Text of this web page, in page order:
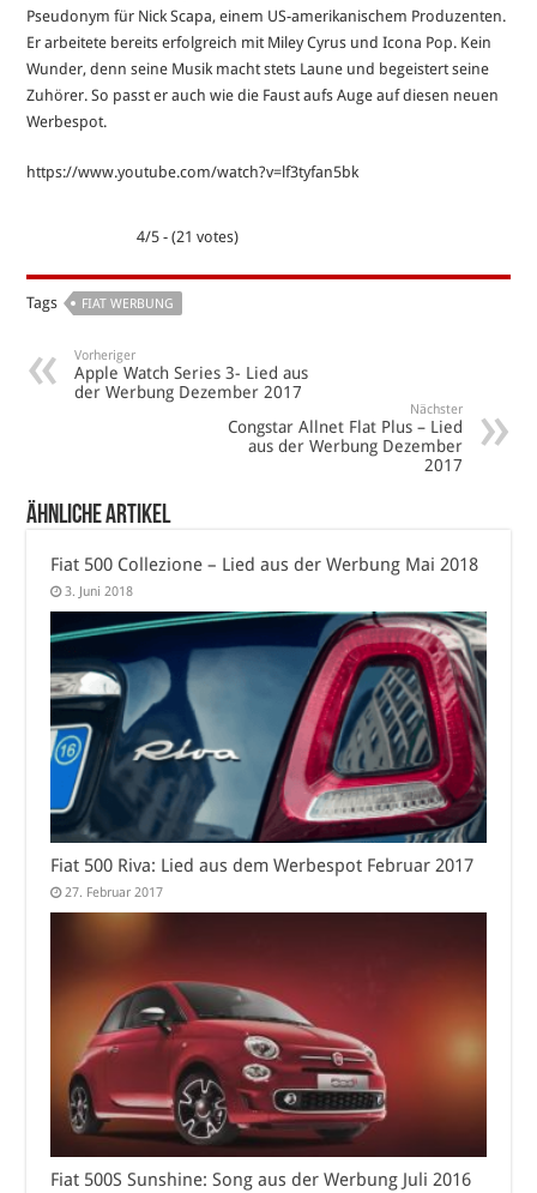
Pseudonym für Nick Scapa, einem US-amerikanischem Produzenten.
Er arbeitete bereits erfolgreich mit Miley Cyrus und Icona Pop. Kein
Wunder, denn seine Musik macht stets Laune und begeistert seine
Zuhörer. So passt er auch wie die Faust aufs Auge auf diesen neuen
Werbespot.
https://www.youtube.com/watch?v=lf3tyfan5bk
4/5 - (21 votes)
Tags FIAT WERBUNG
Vorheriger
Apple Watch Series 3- Lied aus
der Werbung Dezember 2017
Nächster
Congstar Allnet Flat Plus – Lied
aus der Werbung Dezember
2017
Ähnliche Artikel
Fiat 500 Collezione – Lied aus der Werbung Mai 2018
3. Juni 2018
Fiat 500 Riva: Lied aus dem Werbespot Februar 2017
27. Februar 2017
Fiat 500S Sunshine: Song aus der Werbung Juli 2016